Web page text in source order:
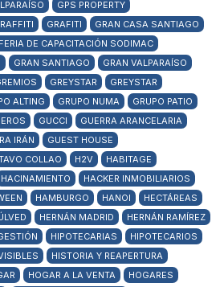
GPS PROPERTY
GRAFITI
GRAN CASA SANTIAGO
DE CAPACITACIÓN SODIMAC
GRAN SANTIAGO
GRAN VALPARAÍSO
GREYSTAR
GREYSTAR
ALTING GRUPO NUMA
GRUPO PATIO
GUCCI
GUERRA ARANCELARIA
IRÁN
GUEST HOUSE
COLLAO H2V
HABITAGE
HACINAMIENTO
HACKER INMOBILIARIOS
HAMBURGO HANOI
HECTÁREAS
HERNÁN MADRID
HERNÁN RAMÍREZ
HIPOTECARIAS
HIPOTECARIOS
HISTORIA Y REAPERTURA
HOGAR A LA VENTA
HOGARES